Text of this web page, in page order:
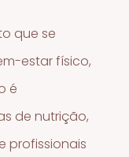
que se
estar físico,
é
de nutrição,
profissionais